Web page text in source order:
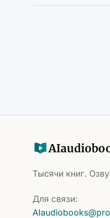
AI
Тысячи книг.
Для связи: